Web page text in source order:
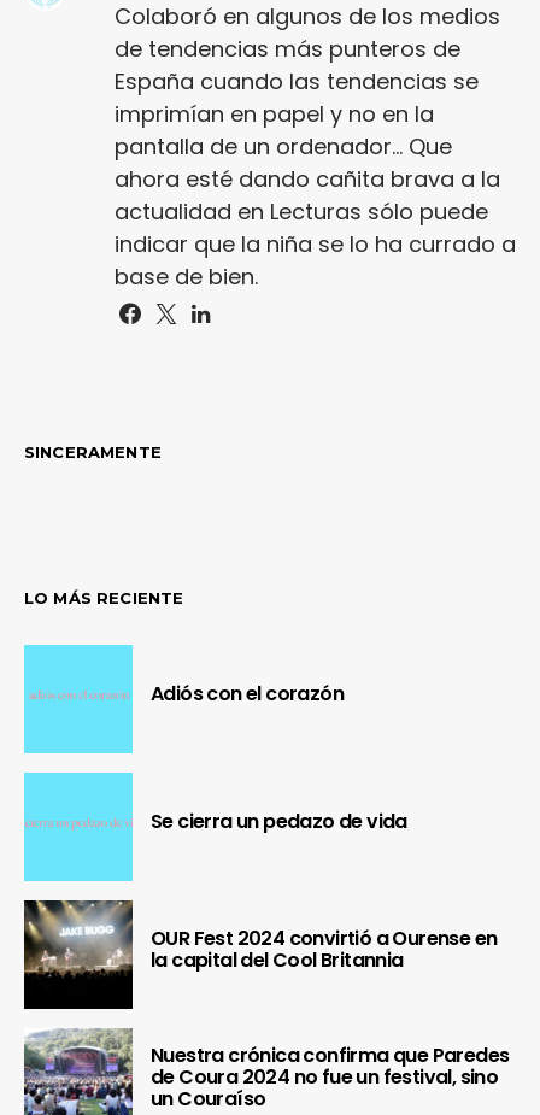
Colaboró en algunos de los medios
de tendencias más punteros de
España cuando las tendencias se
imprimían en papel y no en la
pantalla de un ordenador... Que
ahora esté dando cañita brava a la
actualidad en Lecturas sólo puede
indicar que la niña se lo ha currado a
base de bien.
SINCERAMENTE
LO MÁS RECIENTE
Adiós con el corazón
Se cierra un pedazo de vida
OUR Fest 2024 convirtió a Ourense en
la capital del Cool Britannia
Nuestra crónica confirma que Paredes
de Coura 2024 no fue un festival, sino
un Couraíso